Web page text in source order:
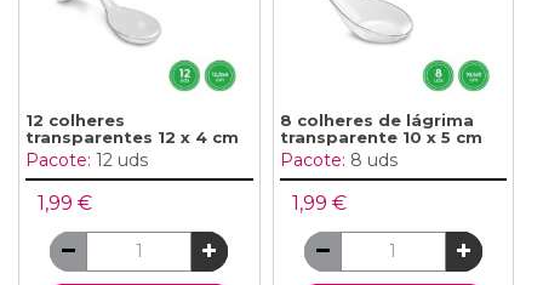
12 colheres
transparentes 12 x 4 cm
Pacote: 12 uds
1,99 €
8 colheres de lágrima
transparente 10 x 5 cm
Pacote: 8 uds
1,99 €